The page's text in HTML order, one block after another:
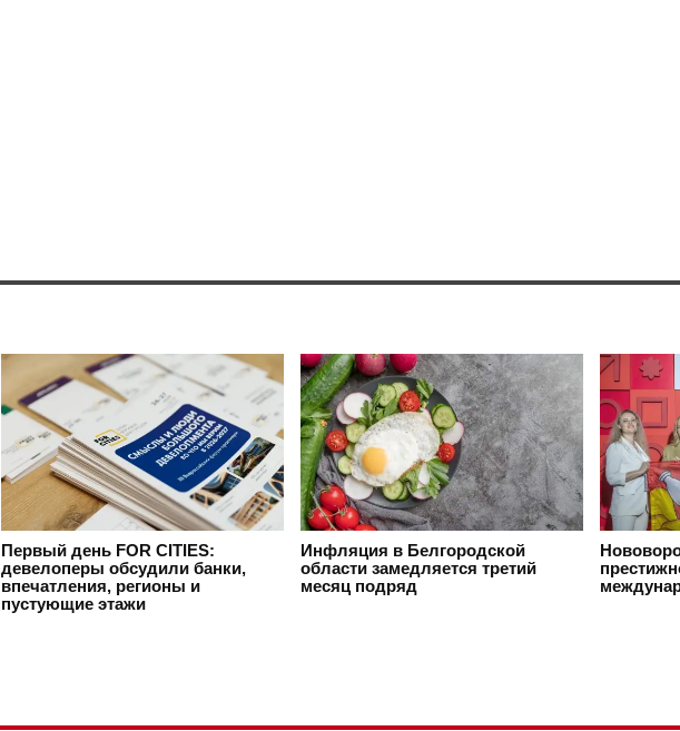
Первый день FOR CITIES:
девелоперы обсудили банки,
впечатления, регионы и
пустующие этажи
Инфляция в Белгородской
области замедляется третий
месяц подряд